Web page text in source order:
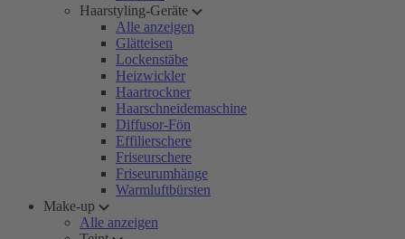
Haarstyling-Geräte
Alle anzeigen
Glätteisen
Lockenstäbe
Heizwickler
Haartrockner
Haarschneidemaschine
Diffusor-Fön
Effilierschere
Friseurschere
Friseurumhänge
Warmluftbürsten
Make-up
Alle anzeigen